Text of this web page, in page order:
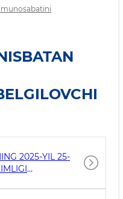
2025-YIL 25-
SOLISH